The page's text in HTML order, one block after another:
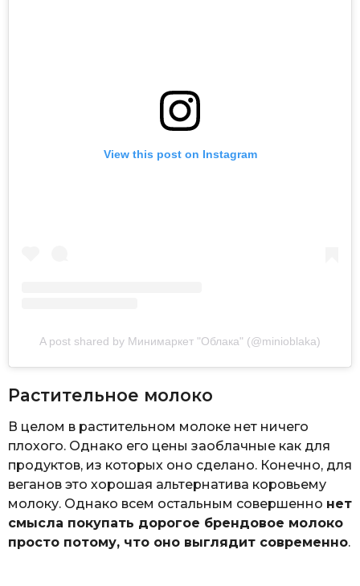
View this post on Instagram
A post shared by Минимаркет "Облака" (@minioblaka)
Растительное молоко
В целом в растительном молоке нет ничего
плохого. Однако его цены заоблачные как для
продуктов, из которых оно сделано. Конечно, для
веганов это хорошая альтернатива коровьему
молоку. Однако всем остальным совершенно нет
смысла покупать дорогое брендовое молоко
просто потому, что оно выглядит современно.